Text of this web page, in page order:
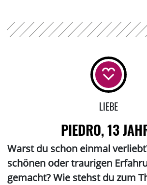
LIEBE
PIEDRO, 13
Warst du schon einmal
schönen oder traurigen
gemacht? Wie stehst du zum